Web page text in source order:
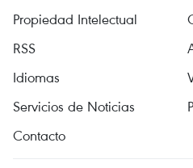
Propiedad Intelectual
RSS
Idiomas
Servicios de Noticias
Contacto